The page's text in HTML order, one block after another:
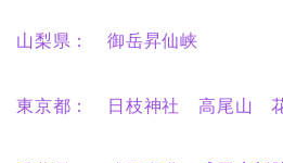
山梨県： 御岳昇仙峡
東京都： 日枝神社 高尾山